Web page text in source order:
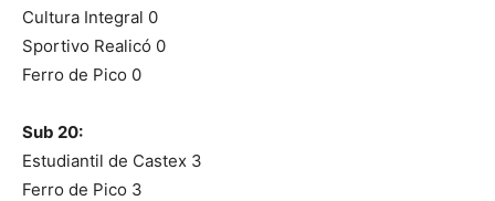
Cultura Integral 0
Sportivo Realicó 0
Ferro de Pico 0
Sub 20:
Estudiantil de Castex 3
Ferro de Pico 3